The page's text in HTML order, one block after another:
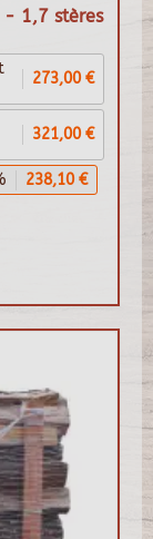
1,7 stères
273,00 €
321,00 €
238,10 €